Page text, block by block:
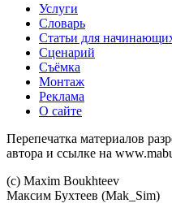
Услуги
Словарь
Статьи для
Сценарий
Съёмка
Монтаж
Реклама
О сайте
Перепечатка материалов
автора и ссылке на
(c) Maхim Boukhteev
Максим Бухтеев (Mak_Sim)